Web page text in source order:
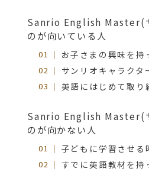
Sanrio English Master(
のが向いている人
お子さまの興味を持
サンリオキャラクタ
英語にはじめて取り
Sanrio English Master(
のが向かない人
子どもに学習させる
すでに英語教材を持